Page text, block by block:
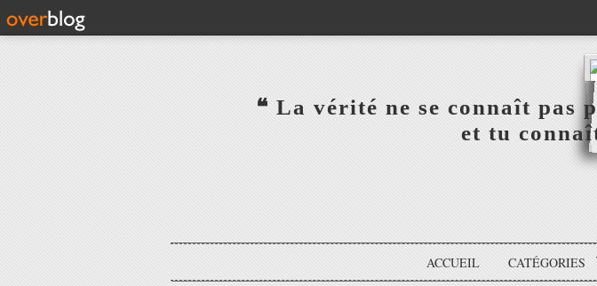
‎❝ La vérité ne se connaît pas
et tu
ACCUEIL CATÉGORIES